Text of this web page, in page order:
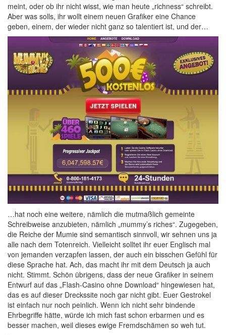
meint, oder ob ihr nicht wisst, wie man heute „richness“ schreibt.
Aber was solls, ihr wollt einem neuen Grafiker eine Chance
geben, einem, der wieder nicht ganz so talentiert ist, und der…
…hat noch eine weitere, nämlich die mutmaßlich gemeinte
Schreibweise anzubieten, nämlich „mummy’s riches“. Zugegeben,
die Reiche der Mumie sind semantisch sinnvoll, wir sehnen uns ja
alle nach dem Totenreich. Vielleicht solltet ihr euer Englisch mal
von jemanden verzapfen lassen, der auch ein bisschen Gefühl für
diese Sprache hat. Ach, das macht ihr mit dem Deutsch ja auch
nicht. Stimmt. Schön übrigens, dass der neue Grafiker in seinem
Entwurf auf das „Flash-Casino ohne Download“ hingewiesen hat,
das es auf dieser Dreckssite noch gar nicht gibt. Euer Gestrokel
ist einfach nur noch peinlich. Wenn ich nicht sehr bindende
Ehrbegriffe hätte, würde ich mich fast schon erbarmen und es
besser machen, weil dieses ewige Fremdschämen so weh tut.